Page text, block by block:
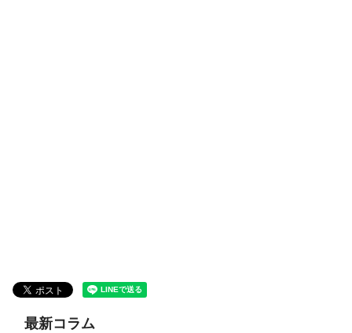
最新コラム